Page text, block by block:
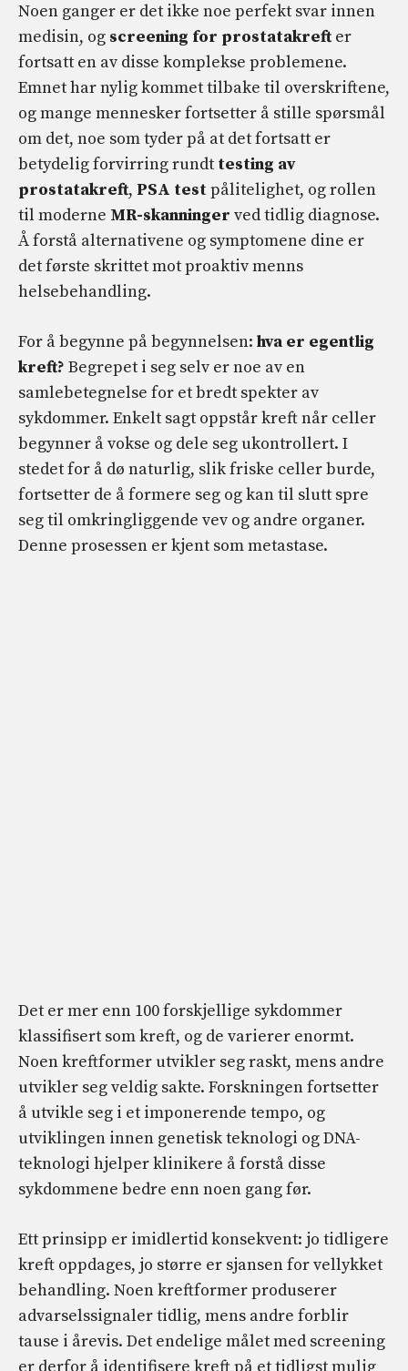
Noen ganger er det ikke noe perfekt svar innen
medisin, og screening for prostatakrefter
fortsatt en av disse komplekse problemene.
Emnet har nylig kommet tilbake til overskriftene,
og mange mennesker fortsetter å stille spørsmål
om det, noe som tyder på at det fortsatt er
betydelig forvirring rundt testing av
prostatakreft, PSA testpålitelighet, og rollen
til moderne MR-skanninger ved tidlig diagnose.
Å forstå alternativene og symptomene dine er
det første skrittet mot proaktiv menns
helsebehandling.
For å begynne på begynnelsen: hva er egentlig
kreft? Begrepet i seg selv er noe av en
samlebetegnelse for et bredt spekter av
sykdommer. Enkelt sagt oppstår kreft når celler
begynner å vokse og dele seg ukontrollert. I
stedet for å dø naturlig, slik friske celler burde,
fortsetter de å formere seg og kan til slutt spre
seg til omkringliggende vev og andre organer.
Denne prosessen er kjent som metastase.
Det er mer enn 100 forskjellige sykdommer
klassifisert som kreft, og de varierer enormt.
Noen kreftformer utvikler seg raskt, mens andre
utvikler seg veldig sakte. Forskningen fortsetter
å utvikle seg i et imponerende tempo, og
utviklingen innen genetisk teknologi og DNA-
teknologi hjelper klinikere å forstå disse
sykdommene bedre enn noen gang før.
Ett prinsipp er imidlertid konsekvent: jo tidligere
kreft oppdages, jo større er sjansen for vellykket
behandling. Noen kreftformer produserer
advarselssignaler tidlig, mens andre forblir
tause i årevis. Det endelige målet med screening